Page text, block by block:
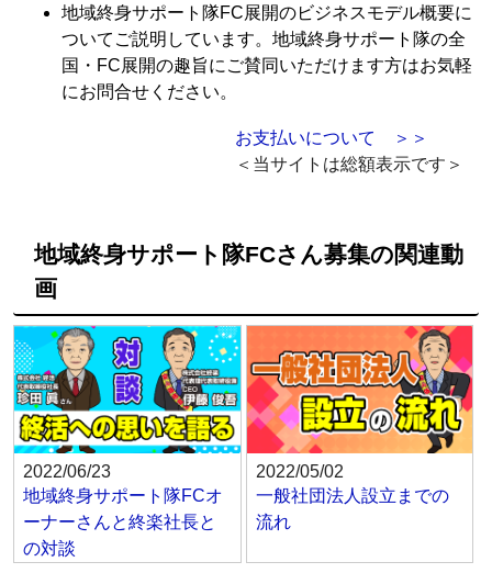
地域終身サポート隊FC展開のビジネスモデル概要に
ついてご説明しています。地域終身サポート隊の全
国・FC展開の趣旨にご賛同いただけます方はお気軽
にお問合せください。
お支払いについて ＞＞
＜当サイトは総額表示です＞
地域終身サポート隊FCさん募集の関連動
画
2022/06/23
地域終身サポート隊FCオ
ーナーさんと終楽社長と
の対談
2022/05/02
一般社団法人設立までの
流れ